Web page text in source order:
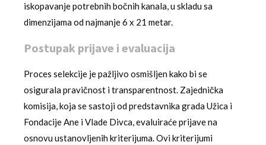
iskopavanje potrebnih bočnih kanala, u skladu sa
dimenzijama od najmanje 6 x 21 metar.
Postupak prijave i evaluacija
Proces selekcije je pažljivo osmišljen kako bi se
osigurala pravičnost i transparentnost. Zajednička
komisija, koja se sastoji od predstavnika grada Užica i
Fondacije Ane i Vlade Divca, evaluiraće prijave na
osnovu ustanovljenih kriterijuma. Ovi kriterijumi